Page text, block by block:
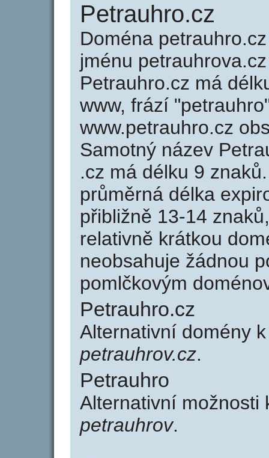
Petrauhro.cz
Doména
jménu
Petrauhro.cz má
www, frází
www.petrauhro.cz
Samotný název
.cz má délku 9
průměrná délka
přibližně 13-14
relativně krátkou
neobsahuje žádnou
pomlčkovým
Petrauhro.cz
Alternativní domény
petrauhrov.cz.
Petrauhro
Alternativní možnosti
petrauhrov.